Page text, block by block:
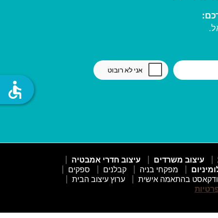
עיצוב משרדים
עיצוב חדרי אמבטיה
מפקחי בניה קבלנים
ספקים
בהתאמה אישית
ערוץ עיצוב הבית
accessible